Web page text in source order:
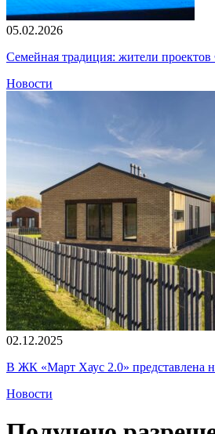
05.02.2026
Семейная традиция: жители
Новости
02.12.2025
В ЖК «Март Хаус 2.0» представлена
Новости